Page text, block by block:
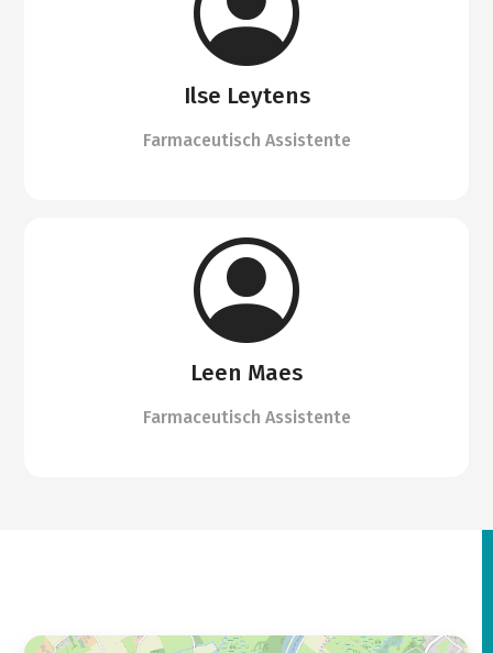
Ilse Leytens
Farmaceutisch Assistente
Leen Maes
Farmaceutisch Assistente